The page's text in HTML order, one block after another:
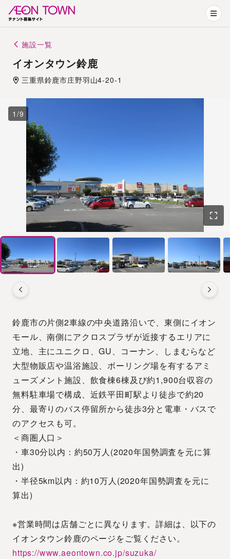
施設一覧
イオンタウン鈴鹿
三重県鈴鹿市庄野羽山4-20-1
1 /9
鈴鹿市の片側2車線の中央道路沿いで、東側にイオン
モール、南側にアクロスプラザが近接するエリアに
立地、主にユニクロ、GU、コーナン、しまむらなど
大型物販店や温浴施設、ボーリング場を有するアミ
ューズメント施設、飲食棟6棟及び約1,900台収容の
無料駐車場で構成、近鉄平田町駅より徒歩で約20
分、最寄りのバス停留所から徒歩3分と電車・バスで
のアクセスも可。
＜商圏人口＞
・車30分以内：約50万人(2020年国勢調査を元に算
出)
・半径5km以内：約10万人(2020年国勢調査を元に
算出)
※営業時間は店舗ごとに異なります。詳細は、以下の
イオンタウン鈴鹿のページをご覧ください。
https://www.aeontown.co.jp/suzuka/